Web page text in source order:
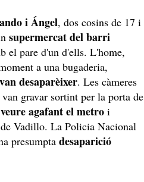
i Ángel, dos cosins de 17 i
supermercat del barri
el pare d'un d'ells. L'home,
a una bugaderia,
van desaparèixer. Les càmeres
gravar sortint per la porta de
agafant el metro i
Vadillo. La Policia Nacional
presumptadesaparició